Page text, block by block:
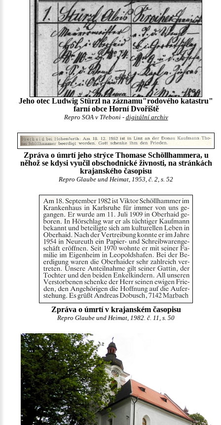
Jeho otec Ludwig Stürzl na záznamu"rodového katastru"
farní obce Horní Dvořiště
Repro SOA v Třeboni - digitální archiv
Zpráva o úmrtí jeho strýce Thomase Schöllhammera, u
něhož se kdysi vyučil obschodnické živnosti, na stránkách
krajanského časopisu
Repro Glaube und Heimat, 1953, č. 2, s. 52
Zpráva o úmrtí v krajanském časopisu
Repro Glaube und Heimat, 1982. č. 11, s. 50